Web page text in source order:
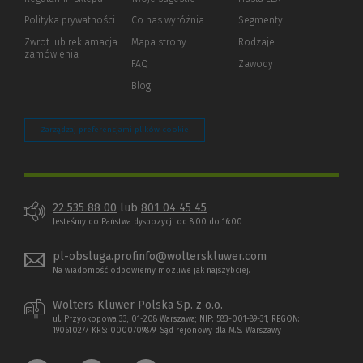
Polityka prywatności (Nowe
(Link
innej
Zwrot lub reklamacja
zamówienia
strony)
Co nas wyróżnia
Mapa strony
FAQ
Blog
Segmenty
Rodzaje
Zawody
Zarządzaj preferencjami plików cookie
22 535 88 00 lub 801 04 45 45
Jesteśmy do Państwa dyspozycji od 8:00 do 16:00
pl-obsluga.profinfo@wolterskluwer.com
Na wiadomość odpowiemy możliwe jak najszybciej.
Wolters Kluwer Polska Sp. z o.o.
ul. Przyokopowa 33, 01-208 Warszawa; NIP: 583-001-89-31, REGON:
190610277, KRS: 0000709879, Sąd rejonowy dla M.S. Warszawy